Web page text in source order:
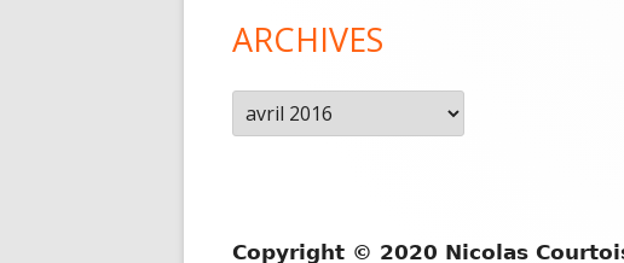
page
ARCHIVES
Archives
Copyright © 2020 Nicolas